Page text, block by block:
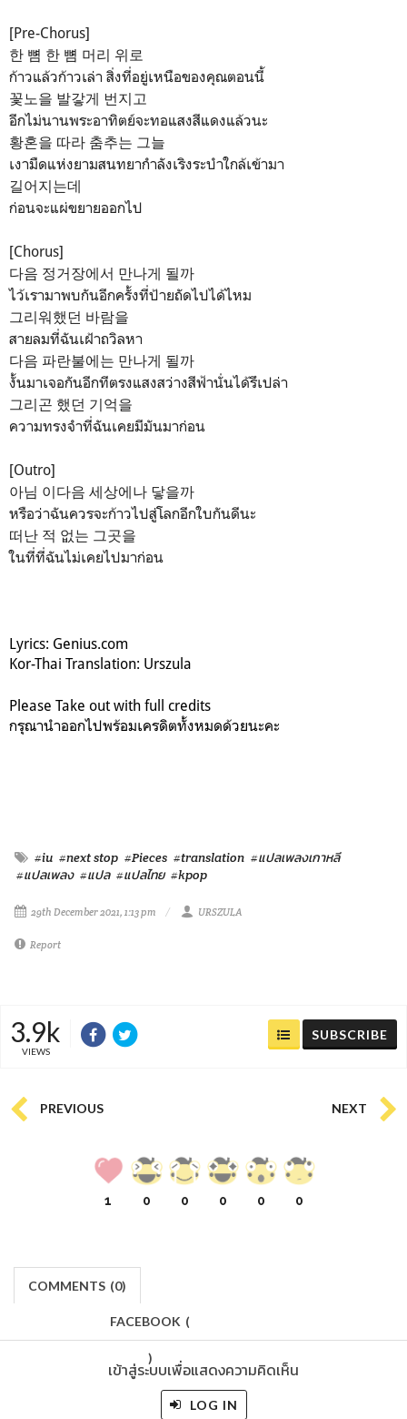
[Pre-Chorus]
한 뼘 한 뼘 머리 위로
ก้าวแล้วก้าวเล่า สิ่งที่อยู่เหนือของคุณตอนนี้
꽃노을 발갛게 번지고
อีกไม่นานพระอาทิตย์จะทอแสงสีแดงแล้วนะ
황혼을 따라 춤추는 그늘
เงามืดแห่งยามสนทยากำลังเริงระบำใกล้เข้ามา
길어지는데
ก่อนจะแผ่ขยายออกไป
[Chorus]
다음 정거장에서 만나게 될까
ไว้เรามาพบกันอีกครั้งที่ป้ายถัดไปได้ไหม
그리워했던 바람을
สายลมที่ฉันเฝ้าถวิลหา
다음 파란불에는 만나게 될까
งั้นมาเจอกันอีกทีตรงแสงสว่างสีฟ้านั่นได้รึเปล่า
그리곤 했던 기억을
ความทรงจำที่ฉันเคยมีมันมาก่อน
[Outro]
아님 이다음 세상에나 닿을까
หรือว่าฉันควรจะก้าวไปสู่โลกอีกใบกันดีนะ
떠난 적 없는 그곳을
ในที่ที่ฉันไม่เคยไปมาก่อน
Lyrics: Genius.com
Kor-Thai Translation: Urszula
Please Take out with full credits
กรุณานำออกไปพร้อมเครดิตทั้งหมดด้วยนะคะ
#iu #next stop #Pieces #translation #แปลเพลงเกาหลี
#แปลเพลง #แปล #แปลไทย #kpop
29th December 2021, 1:13 pm URSZULA
Report
3.9k
VIEWS
SUBSCRIBE
PREVIOUS NEXT
1 0 0 0 0 0
COMMENTS (0)
FACEBOOK (
)
เข้าสู่ระบบเพื่อแสดงความคิดเห็น
LOG IN